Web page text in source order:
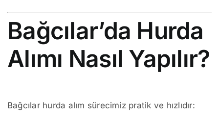
Bağcılar’da Hurda
Alımı Nasıl Yapılır?
Bağcılar hurda alım sürecimiz pratik ve hızlıdır: